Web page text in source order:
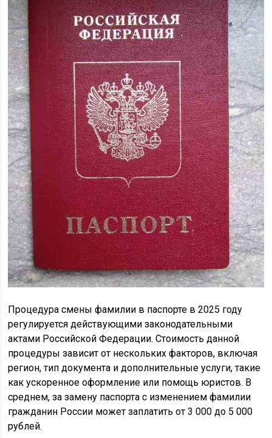
Процедура смены фамилии в паспорте в 2025 году
регулируется действующими законодательными
актами Российской Федерации. Стоимость данной
процедуры зависит от нескольких факторов, включая
регион, тип документа и дополнительные услуги, такие
как ускоренное оформление или помощь юристов. В
среднем, за замену паспорта с изменением фамилии
гражданин России может заплатить от 3 000 до 5 000
рублей.